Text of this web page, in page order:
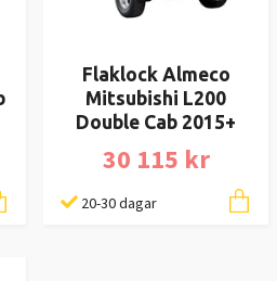
Flaklock Almeco
Mitsubishi L200
Double Cab 2015+
30 115 kr
20-30 dagar